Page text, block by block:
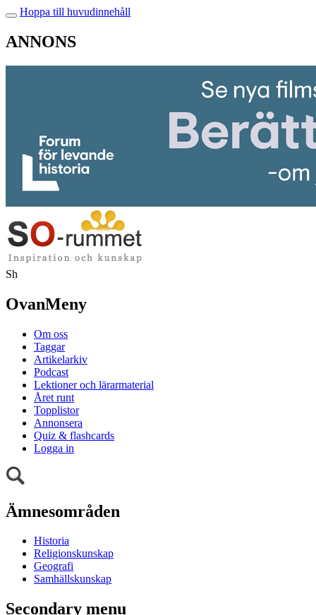
Hoppa till huvudinnehåll
ANNONS
Sh
OvanMeny
Om oss
Taggar
Artikelarkiv
Podcast
Lektioner och lärarmaterial
Året runt
Topplistor
Annonsera
Quiz & flashcards
Logga in
Ämnesområden
Historia
Religionskunskap
Geografi
Samhällskunskap
Secondary menu